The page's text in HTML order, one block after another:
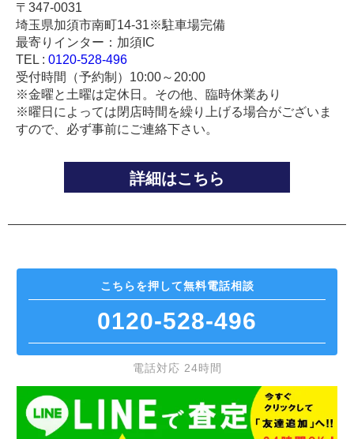
〒347-0031
埼玉県加須市南町14-31※駐車場完備
最寄りインター：加須IC
TEL : 0120-528-496
受付時間（予約制）10:00～20:00
※金曜と土曜は定休日。その他、臨時休業あり
※曜日によっては閉店時間を繰り上げる場合がございま
すので、必ず事前にご連絡下さい。
詳細はこちら
こちらを押して無料電話相談
0120-528-496
電話対応 24時間